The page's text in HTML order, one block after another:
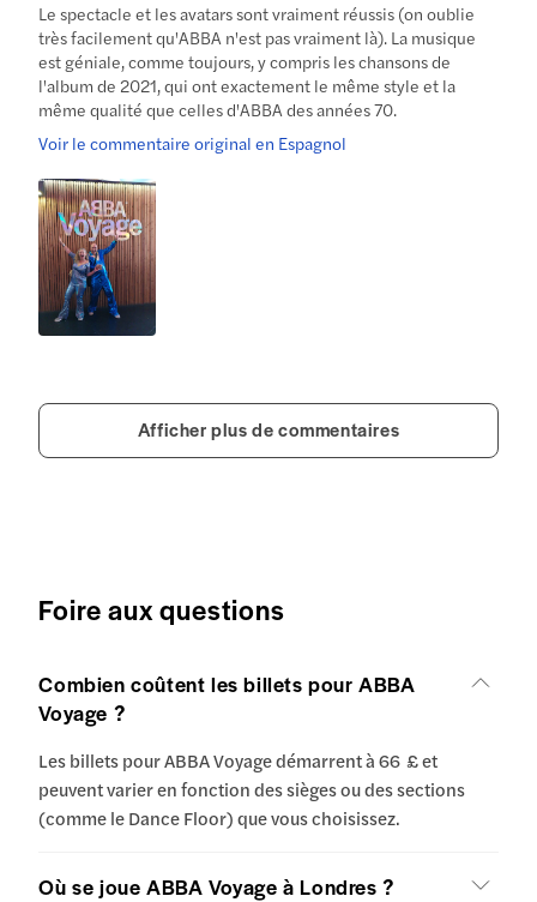
Le spectacle et les avatars sont vraiment réussis (on oublie
très facilement qu'ABBA n'est pas vraiment là). La musique
est géniale, comme toujours, y compris les chansons de
l'album de 2021, qui ont exactement le même style et la
même qualité que celles d'ABBA des années 70.
Voir le commentaire original en Espagnol
Afficher plus de commentaires
Foire aux questions
Combien coûtent les billets pour ABBA
Voyage ?
Les billets pour ABBA Voyage démarrent à 66 £ et
peuvent varier en fonction des sièges ou des sections
(comme le Dance Floor) que vous choisissez.
Où se joue ABBA Voyage à Londres ?